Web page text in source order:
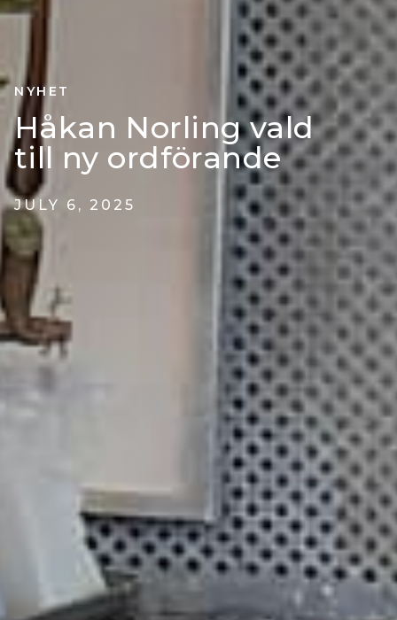
Håkan Norling vald
till ny ordförande
NYHET
JULY 6, 2025